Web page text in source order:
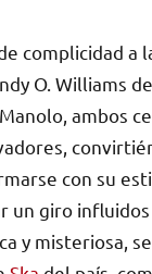
complicidad a
O. Williams
ambos
con su
un giro
y misteriosa,